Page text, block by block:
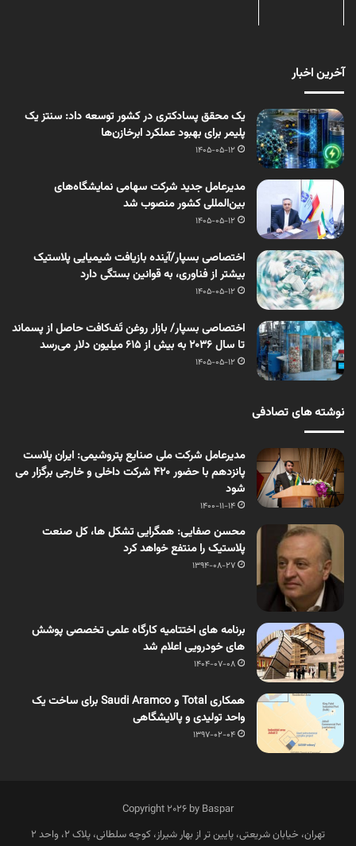
آخرین اخبار
یک محقق پسادکتری در کشور توسعه داد: سنتز یک
پلیمر برای بهبود عملکرد ابرخازن‌ها
1405-05-12
مدیرعامل جدید شرکت سهامی نمایشگاه‌های
بین‌المللی کشور منصوب شد
1405-05-12
اختصاصی بسپار/آینده بازیافت شیمیایی پلاستیک
بیشتر از فناوری، به قوانین بستگی دارد
1405-05-12
اختصاصی بسپار/ بازار روغن تَف‌کافت حاصل از پسماند
تا سال ۲۰۳۶ به بیش از ۶۱۵ میلیون دلار می‌رسد
1405-05-12
نوشته های تصادفی
مدیرعامل شرکت ملی صنایع پتروشیمی: ایران پلاست
پانزدهم با حضور ۴۲۰ شرکت داخلی و خارجی برگزار می
شود
1400-11-14
محسن صفایی: همگرایی تشکل ها، کل صنعت
پلاستیک را منتفع خواهد کرد
1394-08-27
برنامه های اختتامیه کارگاه علمی تخصصی پوشش
های خودرویی اعلام شد
1404-07-08
همکاری Total و Saudi Aramco برای ساخت یک
واحد تولیدی و پالایشگاهی
1397-02-04
Copyright 2026 by Baspar
تهران، خیابان شریعتی، پایین تر از بهار شیراز، کوچه سلطانی، پلاک 2، واحد 2